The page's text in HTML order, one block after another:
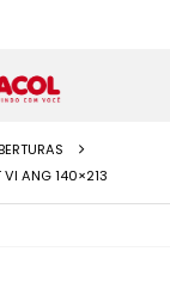
VI ANG 140×213